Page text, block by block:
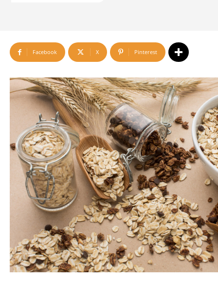
Facebook X Pinterest